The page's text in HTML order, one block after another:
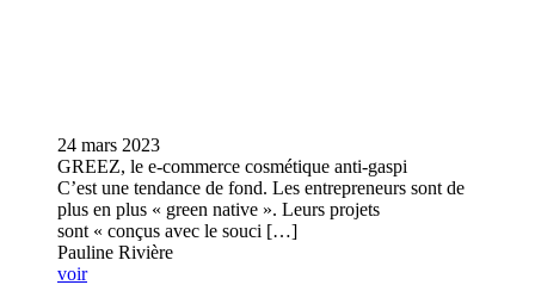
24 mars 2023
GREEZ, le e-commerce cosmétique anti-gaspi
C’est une tendance de fond. Les entrepreneurs sont de
plus en plus « green native ». Leurs projets
sont « conçus avec le souci […]
Pauline Rivière
voir